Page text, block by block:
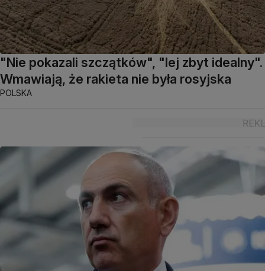
"Nie pokazali szczątków", "lej zbyt idealny".
Wmawiają, że rakieta nie była rosyjska
POLSKA